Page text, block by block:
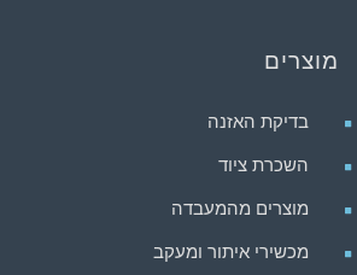
מוצרים
בדיקת האזנה
השכרת ציוד
מוצרים מהמעבדה
מכשירי איתור ומעקב